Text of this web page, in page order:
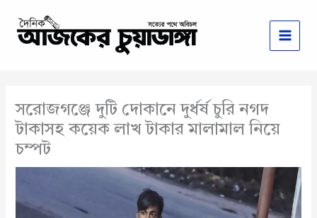
content
সরোজগঞ্জে দুটি দোকানে দুর্ধর্ষ চুরি নগদ
টাকাসহ কয়েক লাখ টাকার মালামাল নিয়ে
চম্পট